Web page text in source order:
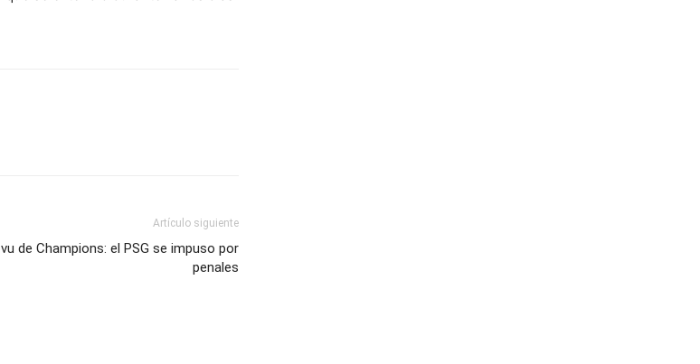
Artículo siguiente
de Champions: el PSG se impuso por
penales